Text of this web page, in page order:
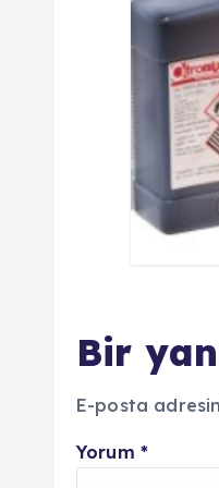
Bir
E-posta
Yorum *